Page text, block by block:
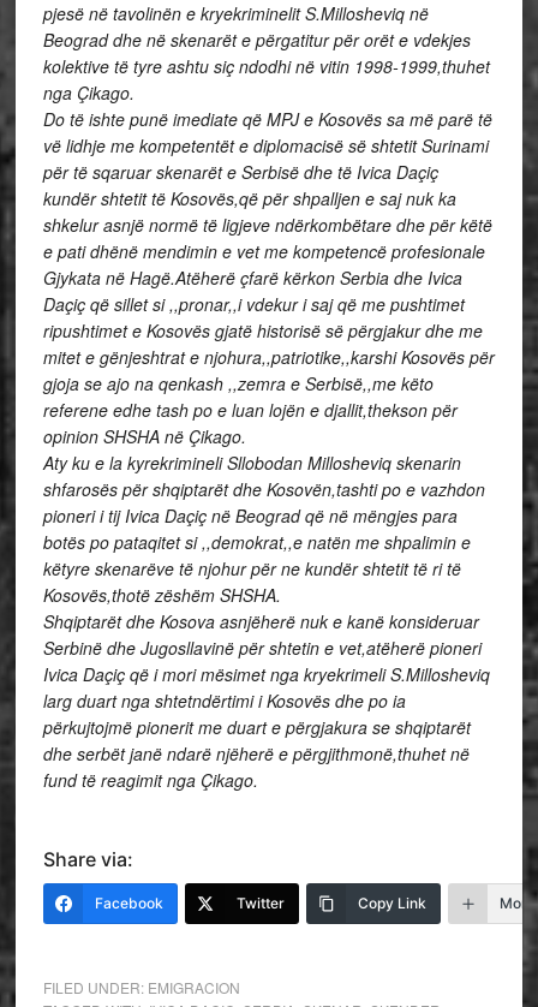
pjesë në tavolinën e kryekriminelit S.Millosheviq në
Beograd dhe në skenarët e përgatitur për orët e vdekjes
kolektive të tyre ashtu siç ndodhi në vitin 1998-1999,thuhet
nga Çikago.
Do të ishte punë imediate që MPJ e Kosovës sa më parë të
vë lidhje me kompetentët e diplomacisë së shtetit Surinami
për të sqaruar skenarët e Serbisë dhe të Ivica Daçiç
kundër shtetit të Kosovës,që për shpalljen e saj nuk ka
shkelur asnjë normë të ligjeve ndërkombëtare dhe për këtë
e pati dhënë mendimin e vet me kompetencë profesionale
Gjykata në Hagë.Atëherë çfarë kërkon Serbia dhe Ivica
Daçiç që sillet si ,,pronar,,i vdekur i saj që me pushtimet
ripushtimet e Kosovës gjatë historisë së përgjakur dhe me
mitet e gënjeshtrat e njohura,,patriotike,,karshi Kosovës për
gjoja se ajo na qenkash ,,zemra e Serbisë,,me këto
referene edhe tash po e luan lojën e djallit,thekson për
opinion SHSHA në Çikago.
Aty ku e la kyrekrimineli Sllobodan Millosheviq skenarin
shfarosës për shqiptarët dhe Kosovën,tashti po e vazhdon
pioneri i tij Ivica Daçiç në Beograd që në mëngjes para
botës po pataqitet si ,,demokrat,,e natën me shpalimin e
këtyre skenarëve të njohur për ne kundër shtetit të ri të
Kosovës,thotë zëshëm SHSHA.
Shqiptarët dhe Kosova asnjëherë nuk e kanë konsideruar
Serbinë dhe Jugosllavinë për shtetin e vet,atëherë pioneri
Ivica Daçiç që i mori mësimet nga kryekrimeli S.Millosheviq
larg duart nga shtetndërtimi i Kosovës dhe po ia
përkujtojmë pionerit me duart e përgjakura se shqiptarët
dhe serbët janë ndarë njëherë e përgjithmonë,thuhet në
fund të reagimit nga Çikago.
Share via:
Facebook Twitter Copy Link More
FILED UNDER: EMIGRACION